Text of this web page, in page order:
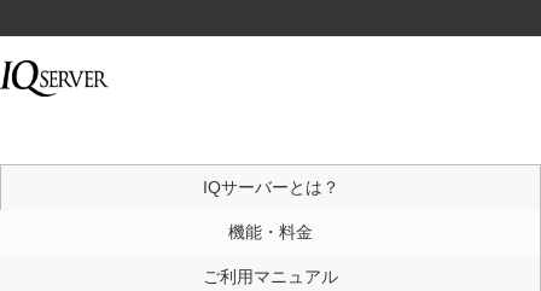
IQサーバーとは？
機能・料金
ご利用マニュアル